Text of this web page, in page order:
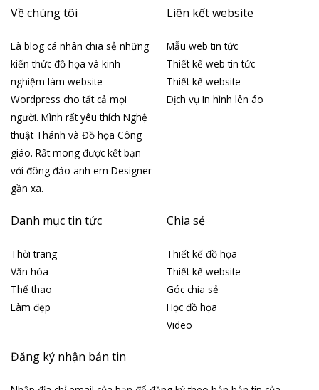
Về chúng tôi
Là blog cá nhân chia sẻ những
kiến thức đồ họa và kinh
nghiệm làm website
Wordpress cho tất cả mọi
người. Mình rất yêu thích Nghệ
thuật Thánh và Đồ họa Công
giáo. Rất mong được kết bạn
với đông đảo anh em Designer
gần xa.
Liên kết website
Mẫu web tin tức
Thiết kế web tin tức
Thiết kế website
Dịch vụ In hình lên áo
Danh mục tin tức
Thời trang
Văn hóa
Thể thao
Làm đẹp
Chia sẻ
Thiết kế đồ họa
Thiết kế website
Góc chia sẻ
Học đồ họa
Video
Đăng ký nhận bản tin